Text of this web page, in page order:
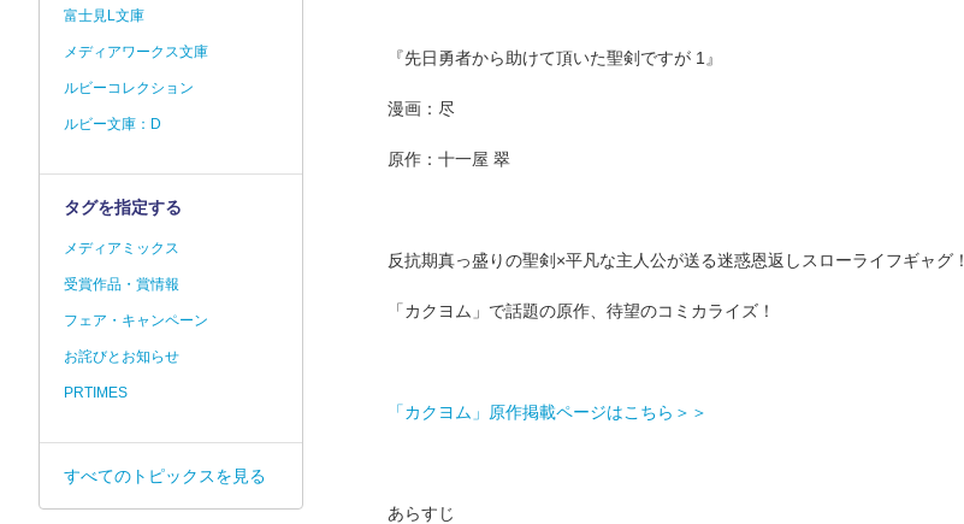
『先日勇者から助けて頂いた聖剣ですが 1』
漫画：尽
原作：十一屋 翠
反抗期真っ盛りの聖剣×平凡な主人公が送る迷惑恩返しスローライフギャグ！
「カクヨム」で話題の原作、待望のコミカライズ！
「カクヨム」原作掲載ページはこちら＞＞
あらすじ
富士見L文庫
メディアワークス文庫
ルビーコレクション
ルビー文庫：D
タグを指定する
メディアミックス
受賞作品・賞情報
フェア・キャンペーン
お詫びとお知らせ
PRTIMES
すべてのトピックスを見る